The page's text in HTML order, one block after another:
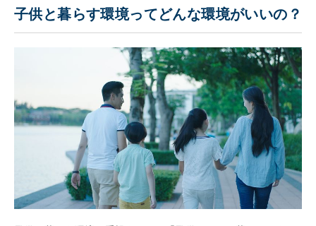
子供と暮らす環境ってどんな環境がいいの？